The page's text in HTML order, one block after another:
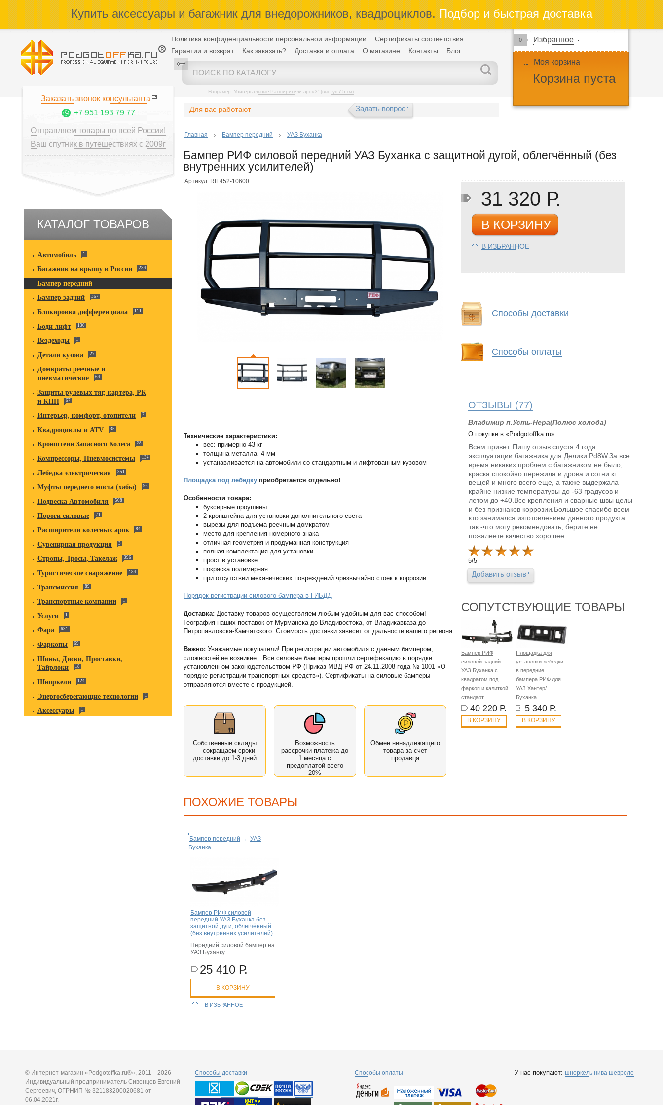
Купить аксессуары и багажник для внедорожников, квадроциклов.Подбор и быстрая доставка
Политика конфиденциальности персональной информации
Сертификаты соответствия
Гарантии и возврат
Как заказать? Доставка и оплата О магазине Контакты Блог
Например: Универсальные Расширители арок 3" (выступ 7,5 см)
0 Избранное
Моя корзина
Корзина пуста
Заказать звонок консультанта
+7 951 193 79 77
Отправляем товары по всей России!
Ваш спутник в путешествиях с 2009г
КАТАЛОГ ТОВАРОВ
Автомобиль 1
Багажник на крышу в России 234
Бампер передний
Бампер задний
367
Блокировка дифференциала 111
Боди лифт 130
Вездеходы 1
Детали кузова 27
Домкраты реечные и
пневматические
64
Защиты рулевых тяг, картера, РК
и КПП
67
Интерьер, комфорт, отопители 7
Квадроциклы и ATV 35
Кронштейн Запасного Колеса 28
Компрессоры, Пневмосистемы 134
Лебедка электрическая 351
Муфты переднего моста (хабы) 93
Подвеска Автомобиля 508
Пороги силовые 71
Расширители колесных арок 84
Сувенирная продукция 3
Стропы, Тросы, Такелаж 396
Туристическое снаряжение 184
Трансмиссия 89
Транспортные компании 1
Услуги 1
Фара 631
Фаркопы 69
Шины, Диски, Проставки,
Тайрлоки
18
Шноркели 124
Энергосберегающие технологии 1
Аксессуары 1
Для вас работают Задать вопрос
Главная Бампер передний УАЗ Буханка
Бампер РИФ силовой передний УАЗ Буханка с защитной дугой, облегчённый (без
внутренних усилителей)
Артикул: RIF452-10600
Технические характеристики:
вес: примерно 43 кг
толщина металла: 4 мм
устанавливается на автомобили со стандартным и лифтованным кузовом
Площадка под лебедку приобретается отдельно!
Особенности товара:
буксирные проушины
2 кронштейна для установки дополнительного света
вырезы для подъема реечным домкратом
место для крепления номерного знака
отличная геометрия и продуманная конструкция
полная комплектация для установки
прост в установке
покраска полимерная
при отсутствии механических повреждений чрезвычайно стоек к коррозии
Порядок регистрации силового бампера в ГИБДД
Доставка: Доставку товаров осуществляем любым удобным для вас способом!
География наших поставок от Мурманска до Владивостока, от Владикавказа до
Петропавловска-Камчатского. Стоимость доставки зависит от дальности вашего региона.
Важно: Уважаемые покупатели! При регистрации автомобиля с данным бампером,
сложностей не возникнет. Все силовые бамперы прошли сертификацию в порядке
установленном законодательством РФ (Приказ МВД РФ от 24.11.2008 года № 1001 «О
порядке регистрации транспортных средств»). Сертификаты на силовые бамперы
отправляются вместе с продукцией.
Собственные склады
— сокращаем сроки
доставки до 1-3 дней
Возможность
рассрочки платежа до
1 месяца с
предоплатой всего
20%
Обмен ненадлежащего
товара за счет
продавца
31 320 Р.
В КОРЗИНУ
В ИЗБРАННОЕ
Способы доставки
Способы оплаты
ОТЗЫВЫ (77)
Владимир п.Усть-Нера(Полюс холода)
О покупке в «Podgotoffka.ru»
Всем привет. Пишу отзыв спустя 4 года
эксплуатации багажника для Делики Pd8W.За все
время никаких проблем с багажником не было,
краска спокойно пережила и дрова и сотни кг
вещей и много всего еще, а также выдержала
крайне низкие температуры до -63 градусов и
летом до +40.Все крепления и сварные швы целы
и без признаков коррозии.Большое спасибо всем
кто занимался изготовлением данного продукта,
так -что могу рекомендовать, берите не
пожалеете качество хорошее.
5/5
Добавить отзыв
СОПУТСТВУЮЩИЕ ТОВАРЫ
Бампер РИФ
силовой задний
УАЗ Буханка с
квадратом под
фаркоп и калиткой
стандарт
40 220 Р.
В КОРЗИНУ
Площадка для
установки лебёдки
в передние
бампера РИФ для
УАЗ Хантер/
Буханка
5 340 Р.
В КОРЗИНУ
ПОХОЖИЕ ТОВАРЫ
Бампер передний → УАЗ
Буханка
Бампер РИФ силовой
передний УАЗ Буханка без
защитной дуги, облегчённый
(без внутренних усилителей)
Передний силовой бампер на
УАЗ Буханку.
25 410 Р.
В КОРЗИНУ
В ИЗБРАННОЕ
© Интернет-магазин «Podgotoffka.ru®», 2011—2026
Индивидуальный предприниматель Сивенцев Евгений
Сергеевич, ОГРНИП № 321183200020681 от
06.04.2021г.
Способы доставки Способы оплаты У нас покупают: шноркель нива шевроле